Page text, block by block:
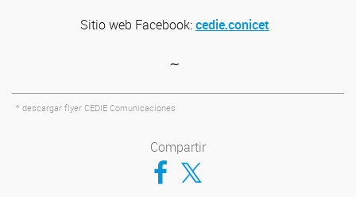
Sitio web Facebook:cedie.conicet
∼
* descargar flyer CEDIE Comunicaciones
Compartir
Compartir en Facebook
Compartir en Twitter